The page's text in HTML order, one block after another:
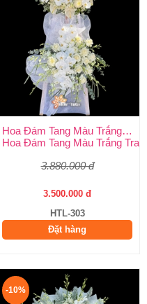
Kính Tận Tâm, Tiễn Biệt
Hoa Đám Tang Màu Trắng Trang Nghiêm
Hoa Đám Tang Màu Trắng
3.880.000 đ
3.500.000 đ
HTL-303
Đặt hàng
-10%